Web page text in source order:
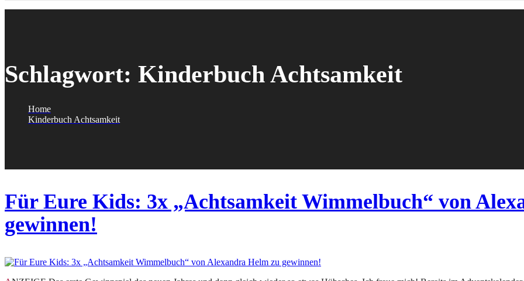
Schlagwort: Kinderbuch Achtsamkeit
Home
Kinderbuch Achtsamkeit
Für Eure Kids: 3x „Achtsamkeit Wimmelbuch“ von
gewinnen!